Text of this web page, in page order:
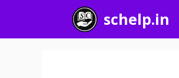
content
schelp.in